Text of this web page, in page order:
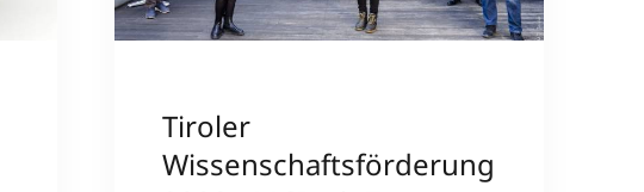
Tiroler
Wissenschaftsförderung